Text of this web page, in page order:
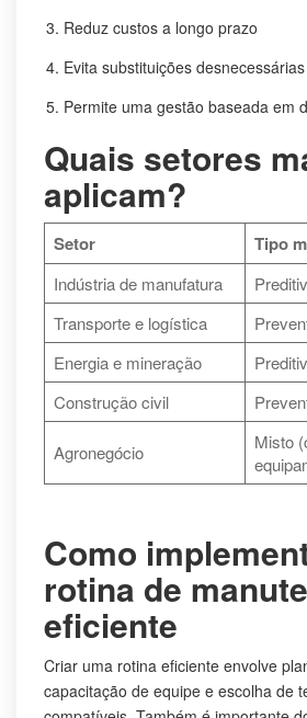
Reduz custos a longo prazo
Evita substituições desnecessárias
Permite uma gestão baseada em
Quais setores
aplicam?
Setor Tipo
Indústria de manufatura
Transporte e logística
Energia e mineração
Construção civil
Agronegócio
Misto
Como
rotina de
eficiente
Criar uma rotina eficiente envolve
capacitação de equipe e escolha de